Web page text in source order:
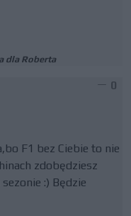
dla Roberta
0
F1 bez Ciebie to nie
zdobędziesz
:) Będzie